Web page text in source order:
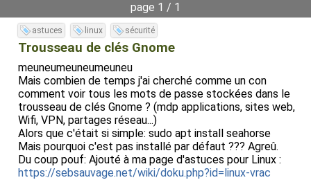
page 1 / 1
astuces linux sécurité
Trousseau de clés Gnome
meuneumeuneumeuneu
Mais combien de temps j'ai cherché comme un con
comment voir tous les mots de passe stockées dans le
trousseau de clés Gnome ? (mdp applications, sites web,
Wifi, VPN, partages réseau...)
Alors que c'était si simple: sudo apt install seahorse
Mais pourquoi c'est pas installé par défaut ??? Agreû.
Du coup pouf: Ajouté à ma page d'astuces pour Linux :
https://sebsauvage.net/wiki/doku.php?id=linux-vrac